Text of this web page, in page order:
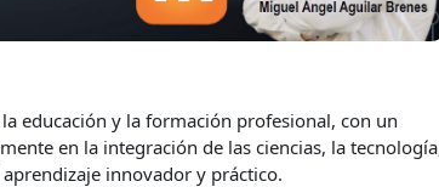
educación y la formación profesional, con un
en la integración de las ciencias, la
innovador y práctico.